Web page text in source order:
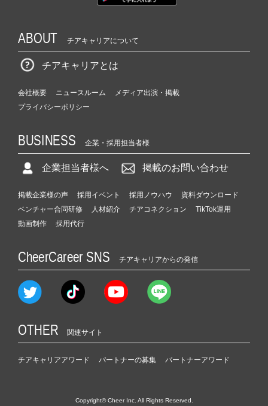
ABOUT チアキャリアについて
チアキャリアとは
会社概要 ニュースルーム
メディア出演・掲載
プライバシーポリシー
BUSINESS 企業・採用担当者様
企業担当者様へ 掲載のお問い合わせ
掲載企業様の声 採用イベント 採用ノウハウ
資料ダウンロード
ベンチャー合同研修
人材紹介 チアコネクション
TikTok運用
動画制作
採用代行
CheerCareer SNS チアキャリアからの発信
OTHER 関連サイト
チアキャリアアワード パートナーの募集 パートナーアワード
Copyright© Cheer Inc. All Rights Reserved.